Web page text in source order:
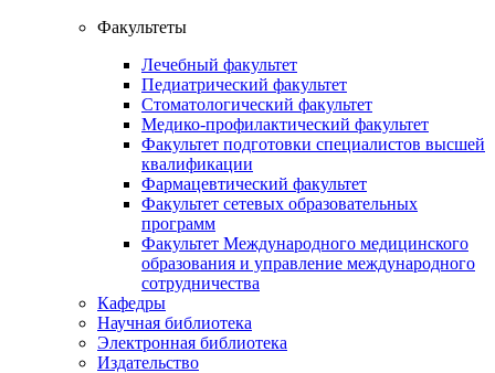
Факультеты
Лечебный факультет
Педиатрический факультет
Стоматологический факультет
Медико-профилактический факультет
Факультет подготовки специалистов высшей
квалификации
Фармацевтический факультет
Факультет сетевых образовательных
программ
Факультет Международного медицинского
образования и управление международного
сотрудничества
Кафедры
Научная библиотека
Электронная библиотека
Издательство